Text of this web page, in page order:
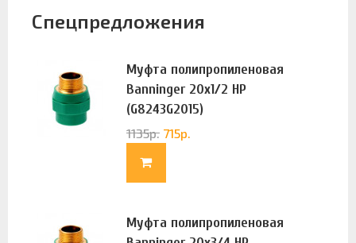
Спецпредложения
Муфта полипропиленовая
Banninger 20х1/2 НР
(G8243G2015)
1135р. 715р.
Муфта полипропиленовая